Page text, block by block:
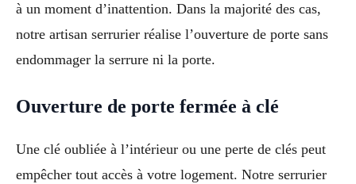
à un moment d’inattention. Dans la majorité des cas,
notre artisan serrurier réalise l’ouverture de porte sans
endommager la serrure ni la porte.
Ouverture de porte fermée à clé
Une clé oubliée à l’intérieur ou une perte de clés peut
empêcher tout accès à votre logement. Notre serrurier